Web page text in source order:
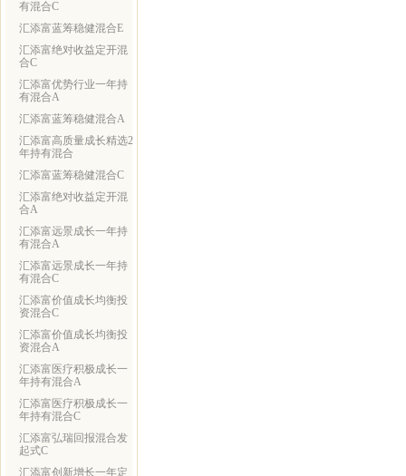
有混合C
汇添富蓝筹稳健混合E
汇添富绝对收益定开混
合C
汇添富优势行业一年持
有混合A
汇添富蓝筹稳健混合A
汇添富高质量成长精选2
年持有混合
汇添富蓝筹稳健混合C
汇添富绝对收益定开混
合A
汇添富远景成长一年持
有混合A
汇添富远景成长一年持
有混合C
汇添富价值成长均衡投
资混合C
汇添富价值成长均衡投
资混合A
汇添富医疗积极成长一
年持有混合A
汇添富医疗积极成长一
年持有混合C
汇添富弘瑞回报混合发
起式C
汇添富创新增长一年定